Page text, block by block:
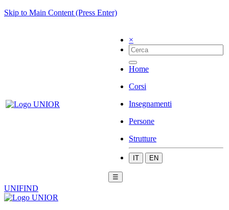
Skip to Main Content (Press Enter)
×
Home
Corsi
Insegnamenti
Persone
Strutture
IT EN
☰
UNIFIND